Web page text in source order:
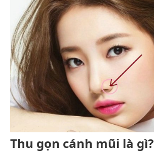
Thu gọn cánh mũi là gì?